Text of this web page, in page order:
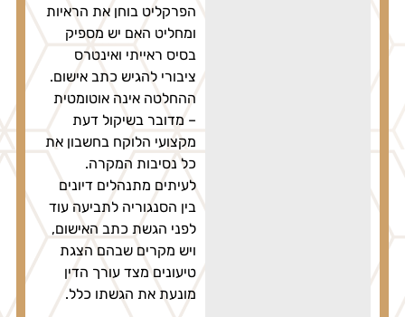
הפרקליט בוחן את הראיות
ומחליט האם יש מספיק
בסיס ראייתי ואינטרס
ציבורי להגיש כתב אישום.
ההחלטה אינה אוטומטית
– מדובר בשיקול דעת
מקצועי הלוקח בחשבון את
כל נסיבות המקרה.
לעיתים מתנהלים דיונים
בין הסנגוריה לתביעה עוד
לפני הגשת כתב האישום,
ויש מקרים שבהם הצגת
טיעונים מצד עורך הדין
מונעת את הגשתו כלל.